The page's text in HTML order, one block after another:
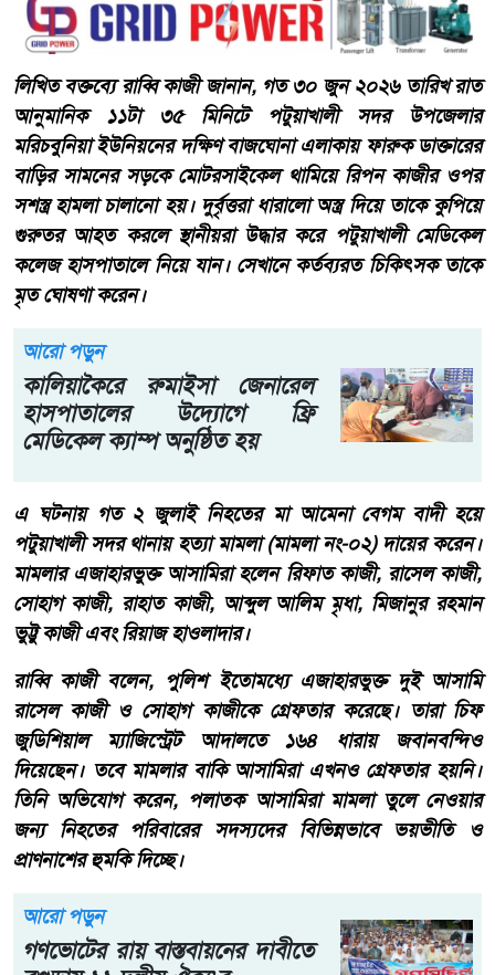
লিখিত বক্তব্যে রাব্বি কাজী জানান, গত ৩০ জুন ২০২৬ তারিখ রাত
আনুমানিক ১১টা ৩৫ মিনিটে পটুয়াখালী সদর উপজেলার
মরিচবুনিয়া ইউনিয়নের দক্ষিণ বাজঘোনা এলাকায় ফারুক ডাক্তারের
বাড়ির সামনের সড়কে মোটরসাইকেল থামিয়ে রিপন কাজীর ওপর
সশস্ত্র হামলা চালানো হয়। দুর্বৃত্তরা ধারালো অস্ত্র দিয়ে তাকে কুপিয়ে
গুরুতর আহত করলে স্থানীয়রা উদ্ধার করে পটুয়াখালী মেডিকেল
কলেজ হাসপাতালে নিয়ে যান। সেখানে কর্তব্যরত চিকিৎসক তাকে
মৃত ঘোষণা করেন।
আরো পড়ুন
কালিয়াকৈরে রুমাইসা জেনারেল
হাসপাতালের উদ্যোগে ফ্রি
মেডিকেল ক্যাম্প অনুষ্ঠিত হয়
এ ঘটনায় গত ২ জুলাই নিহতের মা আমেনা বেগম বাদী হয়ে
পটুয়াখালী সদর থানায় হত্যা মামলা (মামলা নং-০২) দায়ের করেন।
মামলার এজাহারভুক্ত আসামিরা হলেন রিফাত কাজী, রাসেল কাজী,
সোহাগ কাজী, রাহাত কাজী, আব্দুল আলিম মৃধা, মিজানুর রহমান
ভুট্টু কাজী এবং রিয়াজ হাওলাদার।
রাব্বি কাজী বলেন, পুলিশ ইতোমধ্যে এজাহারভুক্ত দুই আসামি
রাসেল কাজী ও সোহাগ কাজীকে গ্রেফতার করেছে। তারা চিফ
জুডিশিয়াল ম্যাজিস্ট্রেট আদালতে ১৬৪ ধারায় জবানবন্দিও
দিয়েছেন। তবে মামলার বাকি আসামিরা এখনও গ্রেফতার হয়নি।
তিনি অভিযোগ করেন, পলাতক আসামিরা মামলা তুলে নেওয়ার
জন্য নিহতের পরিবারের সদস্যদের বিভিন্নভাবে ভয়ভীতি ও
প্রাণনাশের হুমকি দিচ্ছে।
আরো পড়ুন
গণভোটের রায় বাস্তবায়নের দাবীতে